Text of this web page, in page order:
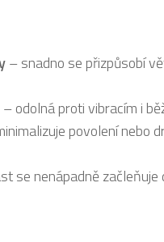
– snadno se přizpůsobí
– odolná proti vibracím i
povolení nebo
se nenápadně